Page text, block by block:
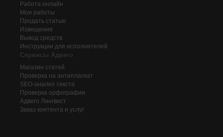
Работа онлайн
Мои работы
Продать статью
Извещения
Вывод средств
Инструкции для исполнителей
Сервисы Адвего
Магазин статей
Проверка на антиплагиат
SEO-анализ текста
Проверка орфографии
Адвего Лингвист
Заказ контента и услуг